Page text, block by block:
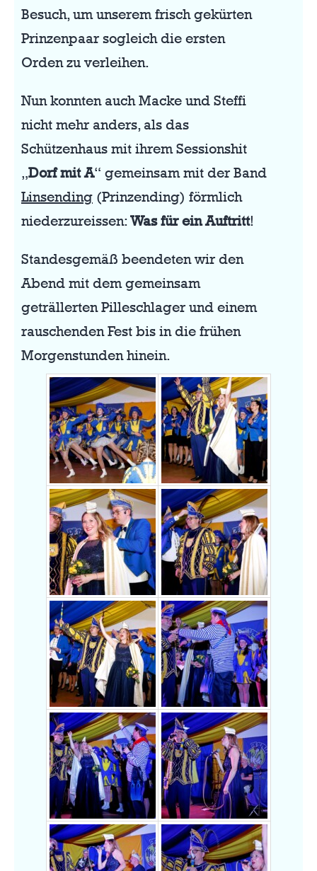
Besuch, um unserem frisch gekürten
Prinzenpaar sogleich die ersten
Orden zu verleihen.
Nun konnten auch Macke und Steffi
nicht mehr anders, als das
Schützenhaus mit ihrem Sessionshit
„Dorf mit A“ gemeinsam mit der Band
Linsending (Prinzending) förmlich
niederzureissen:Was für ein Auftritt!
Standesgemäß beendeten wir den
Abend mit dem gemeinsam
geträllerten Pilleschlager und einem
rauschenden Fest bis in die frühen
Morgenstunden hinein.